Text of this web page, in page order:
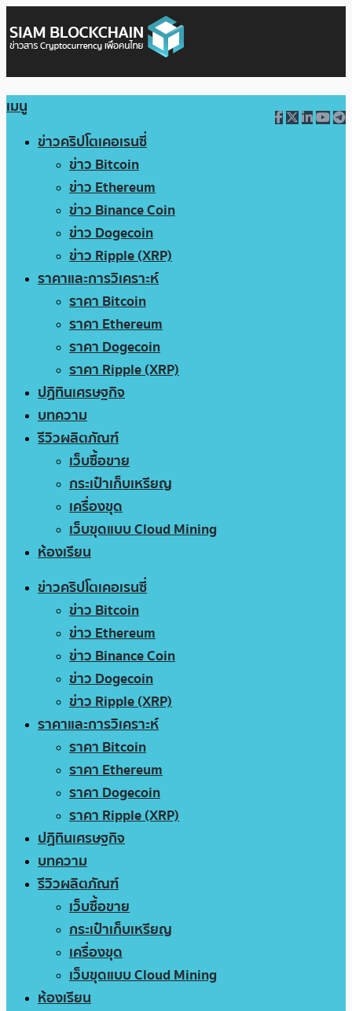
เมนู
ข่าวคริปโตเคอเรนซี่
ข่าว Bitcoin
ข่าว Ethereum
ข่าว Binance Coin
ข่าว Dogecoin
ข่าว Ripple (XRP)
ราคาและการวิเคราะห์
ราคา Bitcoin
ราคา Ethereum
ราคา Dogecoin
ราคา Ripple (XRP)
ปฏิทินเศรษฐกิจ
บทความ
รีวิวผลิตภัณฑ์
เว็บซื้อขาย
กระเป๋าเก็บเหรียญ
เครื่องขุด
เว็บขุดแบบ Cloud Mining
ห้องเรียน
ข่าวคริปโตเคอเรนซี่
ข่าว Bitcoin
ข่าว Ethereum
ข่าว Binance Coin
ข่าว Dogecoin
ข่าว Ripple (XRP)
ราคาและการวิเคราะห์
ราคา Bitcoin
ราคา Ethereum
ราคา Dogecoin
ราคา Ripple (XRP)
ปฏิทินเศรษฐกิจ
บทความ
รีวิวผลิตภัณฑ์
เว็บซื้อขาย
กระเป๋าเก็บเหรียญ
เครื่องขุด
เว็บขุดแบบ Cloud Mining
ห้องเรียน